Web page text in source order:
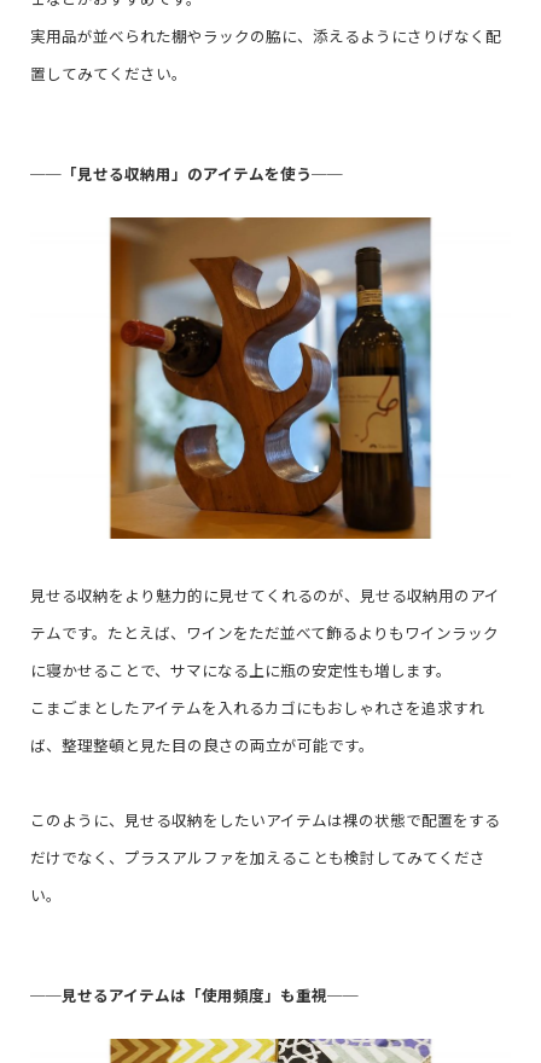
実用品が並べられた棚やラックの脇に、添えるようにさりげなく配
置してみてください。
── 「見せる収納用」のアイテムを使う──
見せる収納をより魅力的に見せてくれるのが、見せる収納用のアイ
テムです。たとえば、ワインをただ並べて飾るよりもワインラック
に寝かせることで、サマになる上に瓶の安定性も増します。
こまごまとしたアイテムを入れるカゴにもおしゃれさを追求すれ
ば、整理整頓と見た目の良さの両立が可能です。
このように、見せる収納をしたいアイテムは裸の状態で配置をする
だけでなく、プラスアルファを加えることも検討してみてくださ
い。
──見せるアイテムは「使用頻度」も重視──